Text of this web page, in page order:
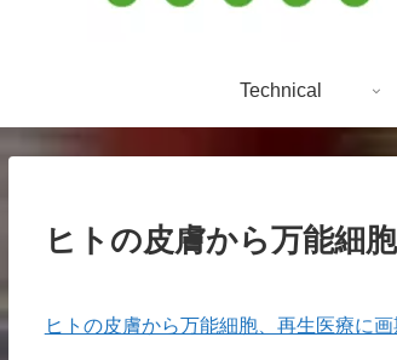
Technical
ヒトの皮膚から万能細
ヒトの皮膚から万能細胞、再生医療に